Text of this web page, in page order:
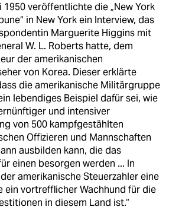
1950 veröffentlichte die „New York
in New York ein Interview, das
Marguerite Higgins mit
W. L. Roberts hatte, dem
der amerikanischen
von Korea. Dieser erklärte
die amerikanische Militärgruppe
lebendiges Beispiel dafür sei, wie
und intensiver
von 500 kampfgestählten
Offizieren und Mannschaften
ausbilden kann, die das
einen besorgen werden ... In
amerikanische Steuerzahler eine
ein vortrefflicher Wachhund für die
in diesem Land ist.“